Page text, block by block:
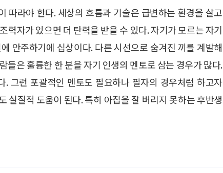
따라야 한다. 세상의 흐름과 기술은 급변하는 환경을 살고
력자가 있으면 더 탄력을 받을 수 있다. 자기가 모르는 자기
안주하기에 십상이다. 다른 시선으로 숨겨진 끼를 계발해
들은 훌륭한 한 분을 자기 인생의 멘토로 삼는 경우가 많다.
그런 포괄적인 멘토도 필요하나 필자의 경우처럼 하고자
실질적 도움이 된다. 특히 아집을 잘 버리지 못하는 후반생